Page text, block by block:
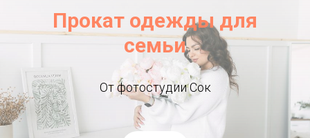
Прокат одежды для
семьи
От фотостудии Сок